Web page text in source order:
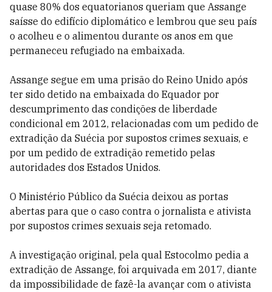
quase 80% dos equatorianos queriam que Assange
saísse do edifício diplomático e lembrou que seu país
o acolheu e o alimentou durante os anos em que
permaneceu refugiado na embaixada.
Assange segue em uma prisão do Reino Unido após
ter sido detido na embaixada do Equador por
descumprimento das condições de liberdade
condicional em 2012, relacionadas com um pedido de
extradição da Suécia por supostos crimes sexuais, e
por um pedido de extradição remetido pelas
autoridades dos Estados Unidos.
O Ministério Público da Suécia deixou as portas
abertas para que o caso contra o jornalista e ativista
por supostos crimes sexuais seja retomado.
A investigação original, pela qual Estocolmo pedia a
extradição de Assange, foi arquivada em 2017, diante
da impossibilidade de fazê-la avançar com o ativista